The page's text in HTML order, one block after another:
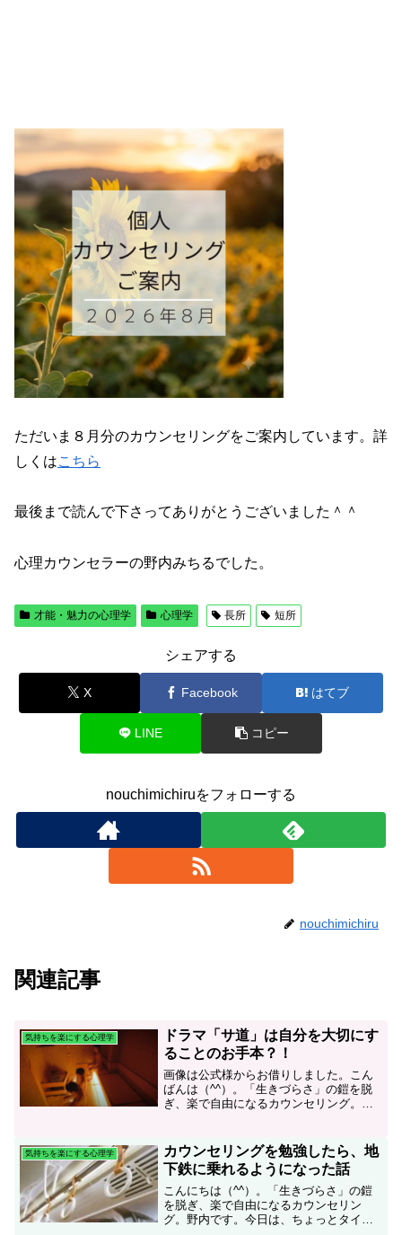
ただいま８月分のカウンセリングをご案内しています。詳
しくはこちら
最後まで読んで下さってありがとうございました＾＾
心理カウンセラーの野内みちるでした。
才能・魅力の心理学 心理学 長所 短所
シェアする
X Facebook はてブ
LINE コピー
nouchimichiruをフォローする
nouchimichiru
関連記事
気持ちを楽にする心理学
ドラマ「サ道」は自分を大切にす
ることのお手本？！
画像は公式様からお借りしました。こん
ばんは（^^）。「生きづらさ」の鎧を脱
ぎ、楽で自由になるカウンセリング。野
まりドラマを見ないのですが、この「サ
道」のファンでして...
気持ちを楽にする心理学
カウンセリングを勉強したら、地
下鉄に乗れるようになった話
こんにちは（^^）。「生きづらさ」の鎧
を脱ぎ、楽で自由になるカウンセリン
グ。野内です。今日は、ちょっとタイト